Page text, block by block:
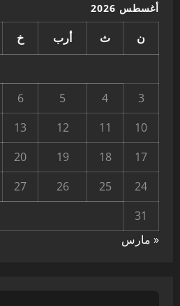
أغسطس 2026
ن ث أرب خ
3
4
5
6
10
11
12
13
17
18
19
20
24
25
26
27
31
« مارس